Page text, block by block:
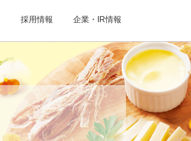
採用情報 企業・IR情報